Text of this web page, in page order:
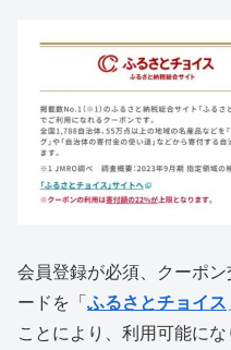
会員登録が必須、クーポ
ードを「ふるさとチョイス
ことにより、利用可能にな